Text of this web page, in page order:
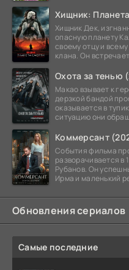
Хищник:
Хищник Дек,
опасную планету
своему отцу и
клана. Он
Охота за тенью
Макао взывает к
дерзкой бандой
оказывается в
ситуацию они
Коммерсант
События фильма
разворачивается в
Рубанов. Он
Ирма и маленький
Обновления сериалов
Самые последние